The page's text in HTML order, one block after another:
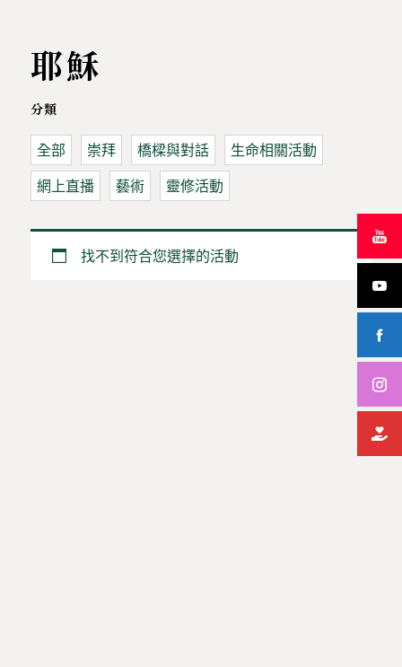
耶穌
分類
全部 崇拜 橋樑與對話
生命相關活動
網上直播
藝術 靈修活動
找不到符合您選擇的活動